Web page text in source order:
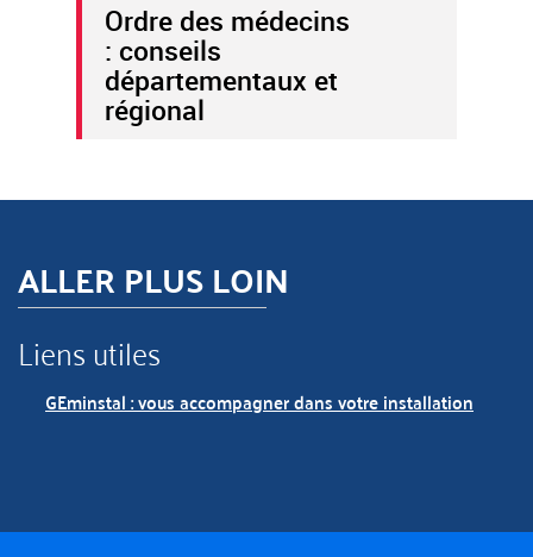
Ordre des médecins
: conseils
départementaux et
régional
ALLER PLUS LOIN
Liens utiles
GEminstal : vous accompagner dans votre installation